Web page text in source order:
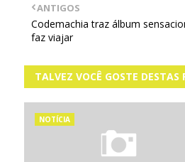
ANTIGOS
Codemachia traz álbum
faz viajar
TALVEZ VOCÊ GOSTE DESTAS
NOTÍCIA